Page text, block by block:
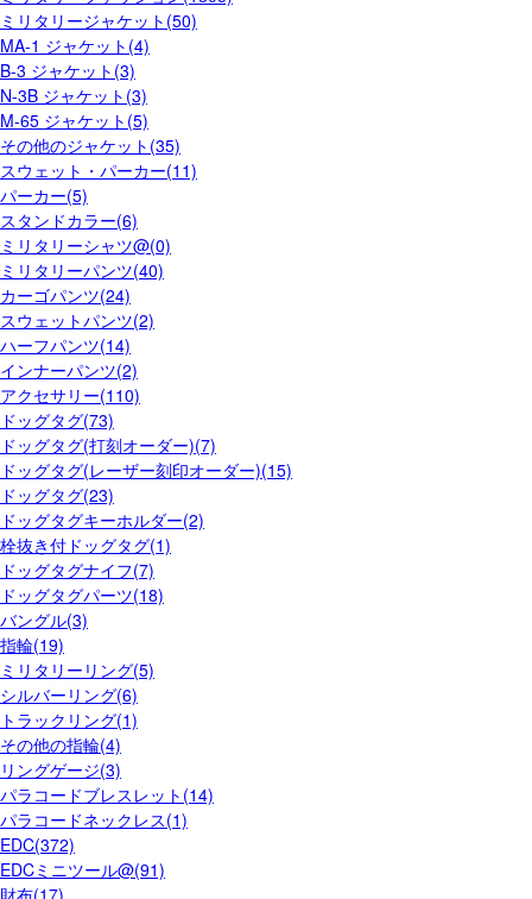
ミリタリージャケット(50)
MA-1 ジャケット(4)
B-3 ジャケット(3)
N-3B ジャケット(3)
M-65 ジャケット(5)
その他のジャケット(35)
スウェット・パーカー(11)
パーカー(5)
スタンドカラー(6)
ミリタリーシャツ@(0)
ミリタリーパンツ(40)
カーゴパンツ(24)
スウェットパンツ(2)
ハーフパンツ(14)
インナーパンツ(2)
アクセサリー(110)
ドッグタグ(73)
ドッグタグ(打刻オーダー)(7)
ドッグタグ(レーザー刻印オーダー)(15)
ドッグタグ(23)
ドッグタグキーホルダー(2)
栓抜き付ドッグタグ(1)
ドッグタグナイフ(7)
ドッグタグパーツ(18)
バングル(3)
指輪(19)
ミリタリーリング(5)
シルバーリング(6)
トラックリング(1)
その他の指輪(4)
リングゲージ(3)
パラコードブレスレット(14)
パラコードネックレス(1)
EDC(372)
EDCミニツール@(91)
財布(17)